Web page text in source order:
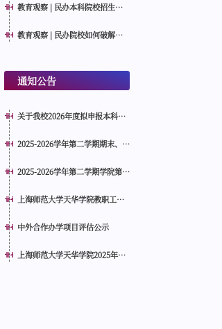
教育观察 | 民办本科院校招生如
转型，走高质量特色发展之路
教育观察 | 民办院校如何破解高
通知公告
关于我校2026年度拟申报本科专
2025-2026学年第二学期期末、
2025-2026学年第二学期学院第
上海师范大学天华学院教职工班
中外合作办学项目评估公示
上海师范大学天华学院2025年度